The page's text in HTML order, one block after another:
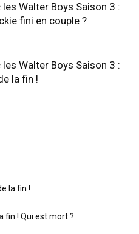
les Walter Boys Saison 3 :
fini en couple ?
les Walter Boys Saison 3 :
la fin !
la fin !
fin ! Qui est mort ?